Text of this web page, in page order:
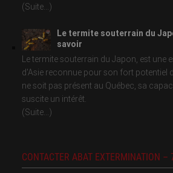
(Suite...)
Le termite souterrain du
savoir
Le termite souterrain du Japon, est une
d'Asie reconnue pour son fort potentiel
ne soit pas présent au Québec, sa
suscite un intérêt.
(Suite...)
CONTACTER ABAT EXTERMINATION –